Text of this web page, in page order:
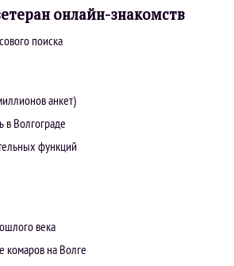
онлайн-знакомств
поиска
анкет)
в Волгограде
функций
века
комаров на Волге